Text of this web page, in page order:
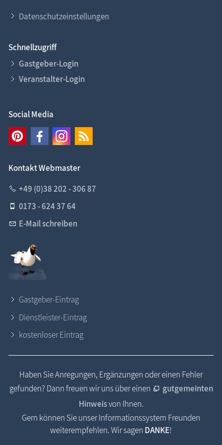
Datenschutzeinstellungen
Schnellzugriff
Gastgeber-Login
Veranstalter-Login
Social Media
Kontakt Webmaster
+49 (0)38 202 - 306 87
0173 - 624 37 64
E-Mail schreiben
Gastgeber-Eintrag
Dienstleister-Eintrag
kostenloser Eintrag
Haben Sie Anregungen, Ergänzungen oder einen Fehler
gefunden? Dann freuen wir uns über einen
gutgemeinten
Hinweisvon Ihnen.
Gern können Sie unser Informationssystem Freunden
weiterempfehlen. Wir sagen DANKE!